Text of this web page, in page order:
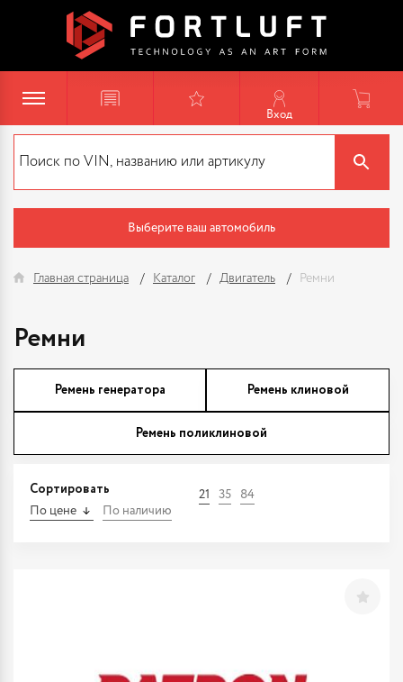
Вход
Выберите ваш автомобиль
Главная страница Каталог Двигатель Ремни
Ремни
Ремень генератора Ремень клиновой
Ремень поликлиновой
Сортировать
По цене По наличию
21 35 84